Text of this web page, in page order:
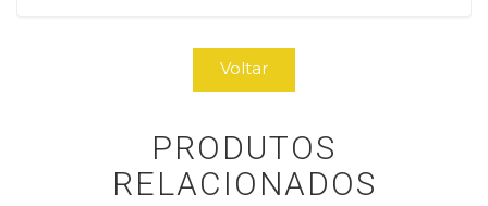
Voltar
PRODUTOS
RELACIONADOS